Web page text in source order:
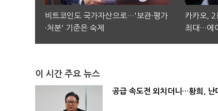
비트코인도 국가자산으로…'보관·평가
·처분' 기준은 숙제
카카오, 2
최대…에
이 시간 주요 뉴스
공급 속도전 외치더니…황희,